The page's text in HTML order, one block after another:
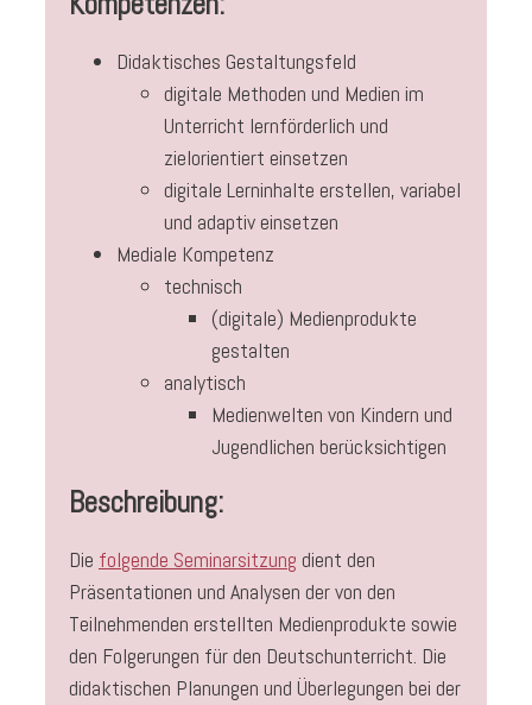
Didaktisches Gestaltungsfeld
digitale Methoden und Medien im
Unterricht lernförderlich und
zielorientiert einsetzen
digitale Lerninhalte erstellen, variabel
und adaptiv einsetzen
Mediale Kompetenz
technisch
(digitale) Medienprodukte
gestalten
analytisch
Medienwelten von Kindern und
Jugendlichen berücksichtigen
Beschreibung:
Die folgende Seminarsitzung dient den
Präsentationen und Analysen der von den
Teilnehmenden erstellten Medienprodukte sowie
den Folgerungen für den Deutschunterricht. Die
didaktischen Planungen und Überlegungen bei der